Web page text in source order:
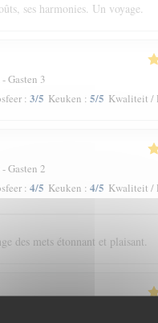
ses harmonies. Un voyage.
Gasten 3
: 3/5 Keuken : 5/5 Kwaliteit /
Gasten 2
: 4/5 Keuken : 4/5 Kwaliteit /
des mets étonnant et plaisant.